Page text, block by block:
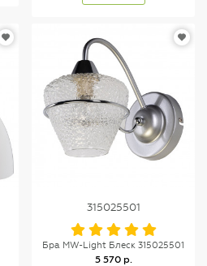
315025501
Бра MW-Light Блеск 315025501
5 570 р.